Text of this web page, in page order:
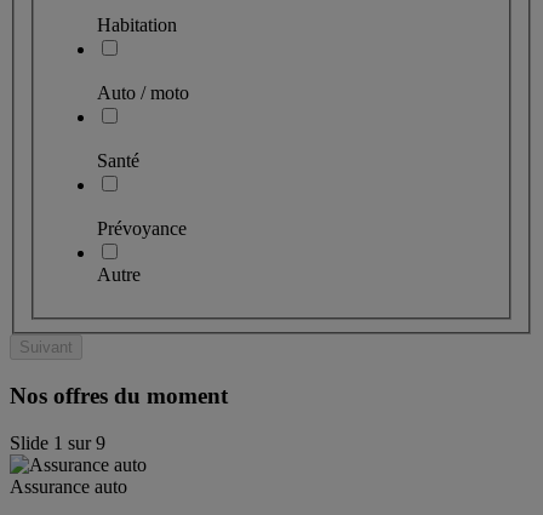
Habitation
Auto / moto
Santé
Prévoyance
Autre
Suivant
Nos offres du moment
Slide 1 sur9
Assurance auto